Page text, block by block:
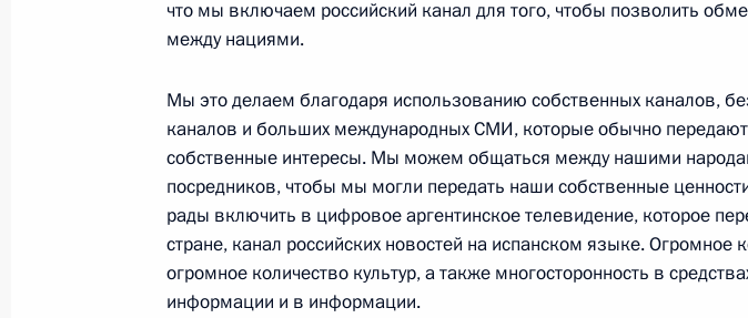
9 декабря 2014 года, вторник
9 декабря 2014 года, 19:10 Москва, Кремль
8 декабря 2014 года, понедельник
Приём по случаю 250-летия Эрмитажа
8 декабря 2014 года, 21:10 Санкт-Петербург
что мы включаем российский канал для того, чтобы позволить
между нациями.
Мы это делаем благодаря использованию собственных каналов,
каналов и больших международных СМИ, которые обычно передают
собственные интересы. Мы можем общаться между нашими
посредников, чтобы мы могли передать наши собственные
рады включить в цифровое аргентинское телевидение, которое
стране, канал российских новостей на испанском языке. Огромное
огромное количество культур, а также многосторонность в
информации и в информации.